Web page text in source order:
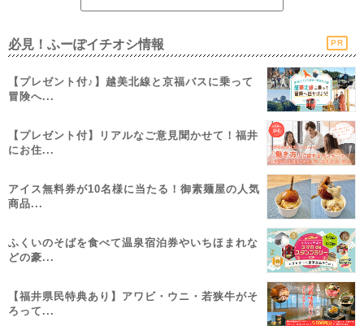
必見！ふーぽイチオシ情報 PR
【プレゼント付♪】越美北線と京福バスに乗って
冒険へ...
【プレゼント付】リアルなご意見聞かせて！福井
にお住...
アイス無料券が10名様に当たる！御素麺屋の人気
商品...
ふくいのそばを食べて温泉宿泊券やいちほまれな
どの豪...
【福井県民特典あり】アワビ・ウニ・若狭牛がそ
ろって...